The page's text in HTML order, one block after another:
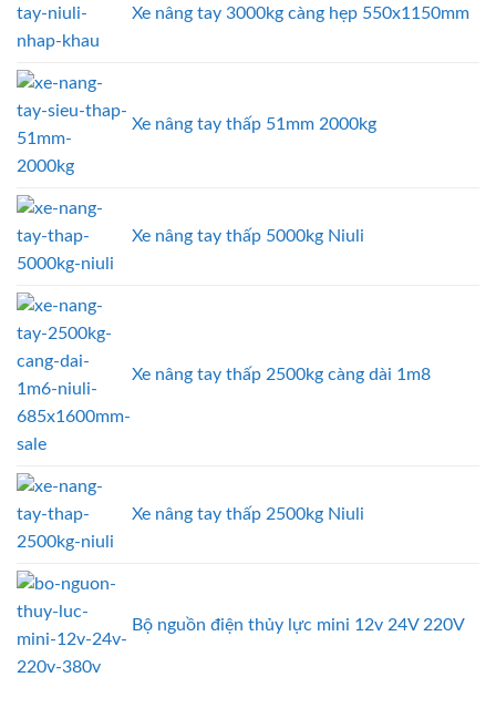
Xe nâng tay 3000kg càng hẹp 550x1150mm
Xe nâng tay thấp 51mm 2000kg
Xe nâng tay thấp 5000kg Niuli
Xe nâng tay thấp 2500kg càng dài 1m8
Xe nâng tay thấp 2500kg Niuli
Bộ nguồn điện thủy lực mini 12v 24V 220V